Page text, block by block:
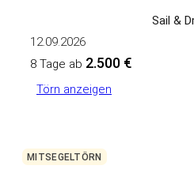
Sail &
12.09.2026
8 Tage ab 2.500 €
Törn anzeigen
MITSEGELTÖRN